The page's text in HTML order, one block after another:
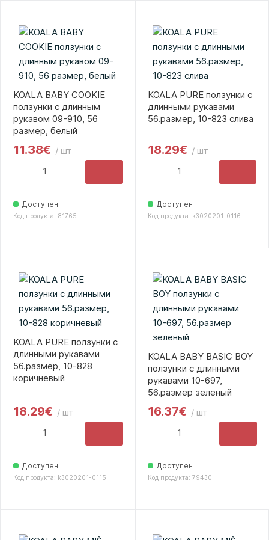
KOALA BABY COOKIE
ползунки с длинным
рукавом 09-910, 56
размер, белый
11.38€ / шт
Доступен
Код продукта: 81765
KOALA PURE ползунки с
длинными рукавами
56.размер, 10-823 слива
18.29€ / шт
Доступен
Код продукта: k3020201-0116
KOALA PURE ползунки с
длинными рукавами
56.размер, 10-828
коричневый
18.29€ / шт
Доступен
Код продукта: k3020201-0115
KOALA BABY BASIC BOY
ползунки с длинными
рукавами 10-697,
56.размер зеленый
16.37€ / шт
Доступен
Код продукта: 79430